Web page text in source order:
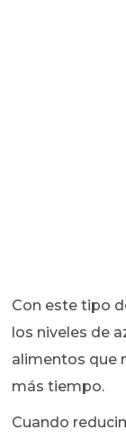
Con este tipo
los niveles de
alimentos que
más tiempo.
Cuando